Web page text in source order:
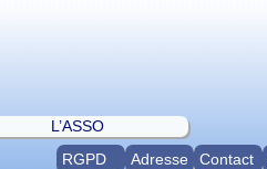
L’ASSO
RGPD
Adresse Contact